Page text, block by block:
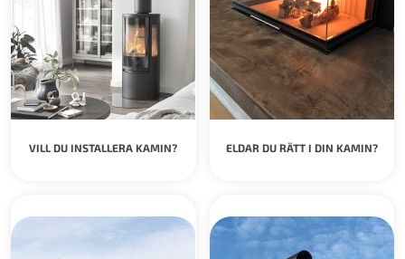
VILL DU INSTALLERA KAMIN? ELDAR DU RÄTT I DIN KAMIN?